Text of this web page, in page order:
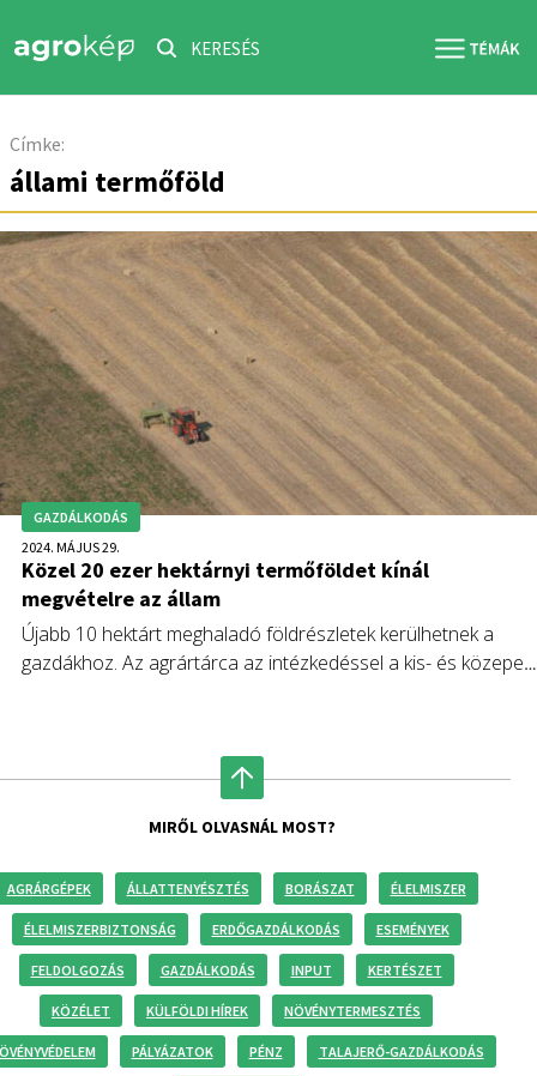
KERESÉS
Címke:
állami termőföld
GAZDÁLKODÁS
2024. MÁJUS 29.
Közel 20 ezer hektárnyi termőföldet kínál
megvételre az állam
Újabb 10 hektárt meghaladó földrészletek kerülhetnek a
gazdákhoz. Az agrártárca az intézkedéssel a kis- és közepes
MIRŐL OLVASNÁL MOST?
AGRÁRGÉPEK ÁLLATTENYÉSZTÉS BORÁSZAT ÉLELMISZER
ÉLELMISZERBIZTONSÁG ERDŐGAZDÁLKODÁS ESEMÉNYEK
FELDOLGOZÁS GAZDÁLKODÁS INPUT KERTÉSZET
KÖZÉLET KÜLFÖLDI HÍREK NÖVÉNYTERMESZTÉS
PÁLYÁZATOK PÉNZ TALAJERŐ-GAZDÁLKODÁS